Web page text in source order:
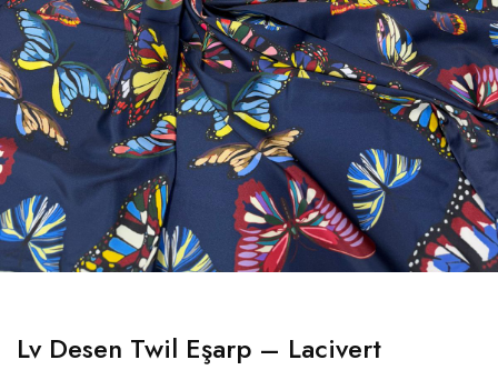
Lv Desen Twil Eşarp – Lacivert